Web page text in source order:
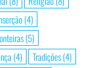
(4)
(5)
(4) Tradições(4)